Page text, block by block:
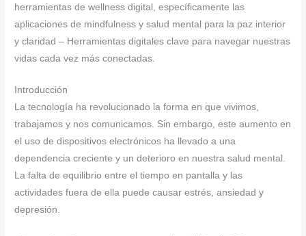
herramientas de wellness digital, específicamente las
aplicaciones de mindfulness y salud mental para la paz interior
y claridad – Herramientas digitales clave para navegar nuestras
vidas cada vez más conectadas.
Introducción
La tecnología ha revolucionado la forma en que vivimos,
trabajamos y nos comunicamos. Sin embargo, este aumento en
el uso de dispositivos electrónicos ha llevado a una
dependencia creciente y un deterioro en nuestra salud mental.
La falta de equilibrio entre el tiempo en pantalla y las
actividades fuera de ella puede causar estrés, ansiedad y
depresión.